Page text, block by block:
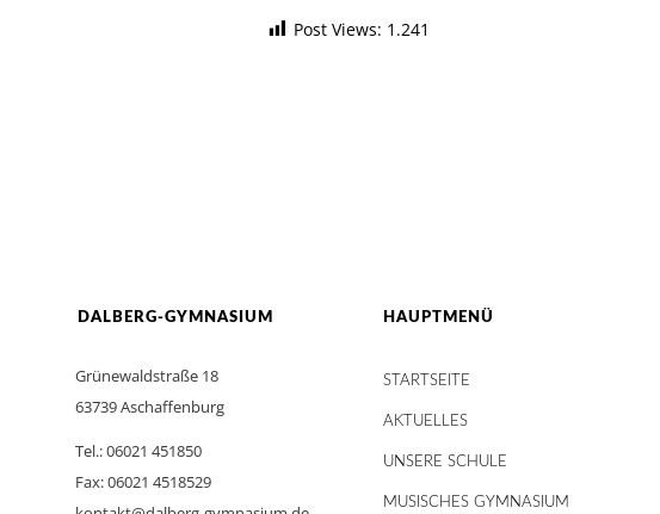
Post Views: 1.241
DALBERG-GYMNASIUM
Grünewaldstraße 18
63739 Aschaffenburg
Tel.: 06021 451850
Fax: 06021 4518529
HAUPTMENÜ
STARTSEITE
AKTUELLES
UNSERE SCHULE
MUSISCHES GYMNASIUM